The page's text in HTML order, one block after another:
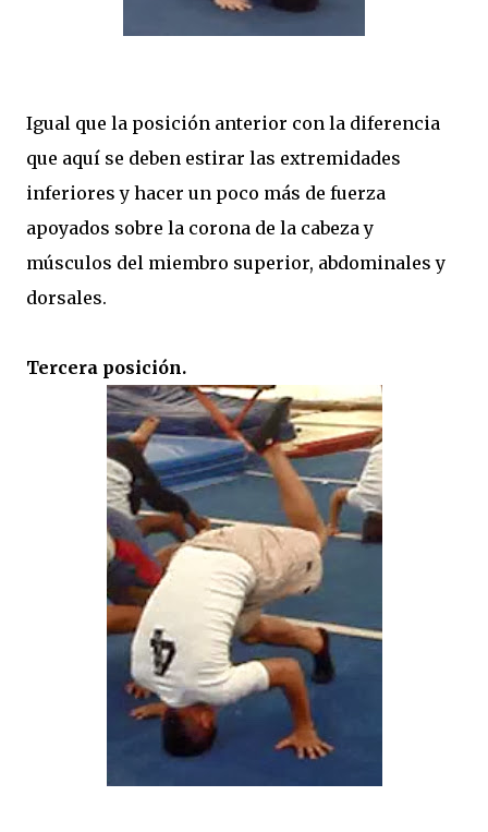
Igual que la posición anterior con la diferencia
que aquí se deben estirar las extremidades
inferiores y hacer un poco más de fuerza
apoyados sobre la corona de la cabeza y
músculos del miembro superior, abdominales y
dorsales.
Tercera posición.